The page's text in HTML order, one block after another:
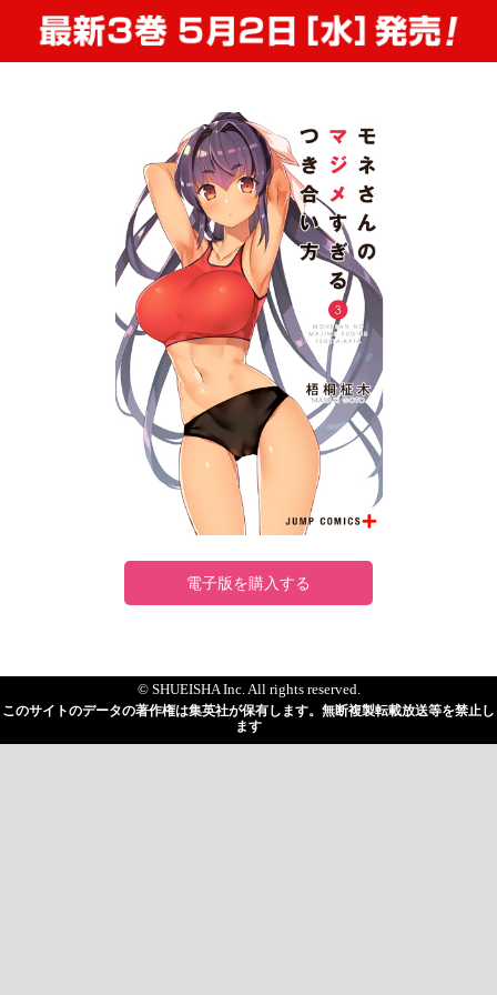
電子版を購入する
© SHUEISHA Inc. All rights reserved.
このサイトのデータの著作権は集英社が保有します。無断複製転載放送等を禁止し
ます